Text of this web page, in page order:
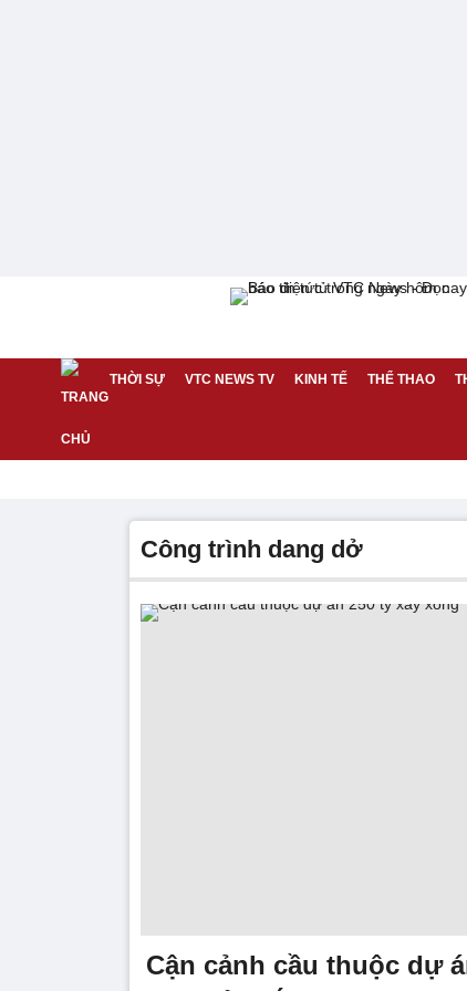
THỜI SỰ VTC NEWS TV KINH TẾ THỂ THAO
công trình dang dở
Cận cảnh cầu thuộc dự